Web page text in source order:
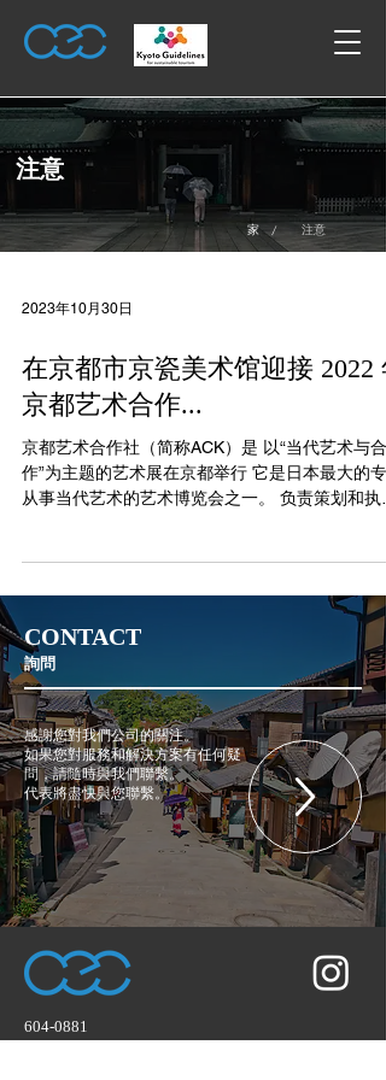
注意
家 / 注意
2023年10月30日
在京都市京瓷美术馆迎接 2022
京都艺术合作...
京都艺术合作社（简称ACK）是 以“当代艺术与合
作”为主题的艺术展在京都举行 它是日本最大的专
从事当代艺术的艺术博览会之一。 负责策划和执
CONTACT
詢問
感謝您對我們公司的關注。
如果您對服務和解決方案有任何疑
問，請隨時與我們聯繫。
代表將盡快與您聯繫。
604-0881